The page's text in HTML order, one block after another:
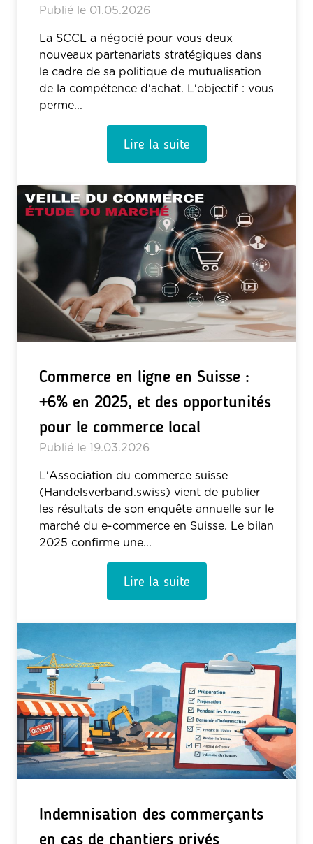
Publié le 01.05.2026
La SCCL a négocié pour vous deux
nouveaux partenariats stratégiques dans
le cadre de sa politique de mutualisation
de la compétence d'achat. L'objectif : vous
perme...
Lire la suite
Commerce en ligne en Suisse :
+6% en 2025, et des opportunités
pour le commerce local
Publié le 19.03.2026
L'Association du commerce suisse
(Handelsverband.swiss) vient de publier
les résultats de son enquête annuelle sur le
marché du e-commerce en Suisse. Le bilan
2025 confirme une...
Lire la suite
Indemnisation des commerçants
en cas de chantiers privés